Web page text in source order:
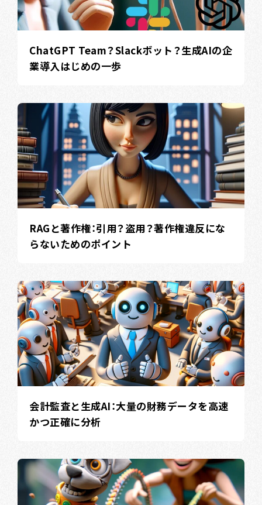
ChatGPT Team？Slackボット？生成AIの企
業導入はじめの一歩
RAGと著作権：引用？盗用？著作権違反にな
らないためのポイント
会計監査と生成AI：大量の財務データを高速
かつ正確に分析